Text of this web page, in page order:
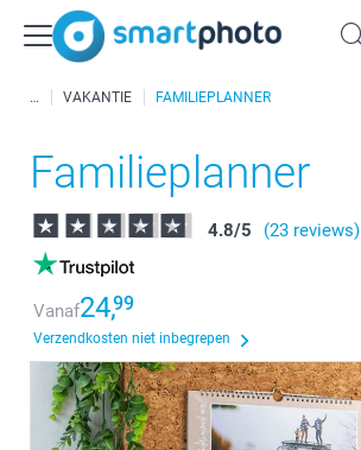
VAKANTIE FAMILIEPLANNER
Familieplanner
4.8/5 (23 reviews)
Vanaf24,99
Verzendkosten niet inbegrepen